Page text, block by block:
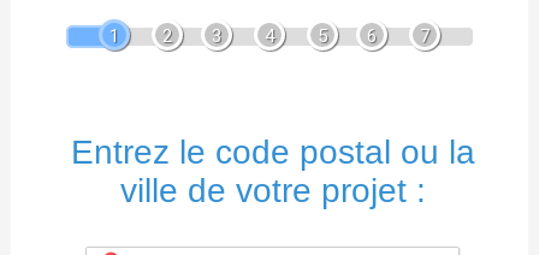
1 2 3 4 5 6 7
Entrez le code postal ou la
ville de votre projet :